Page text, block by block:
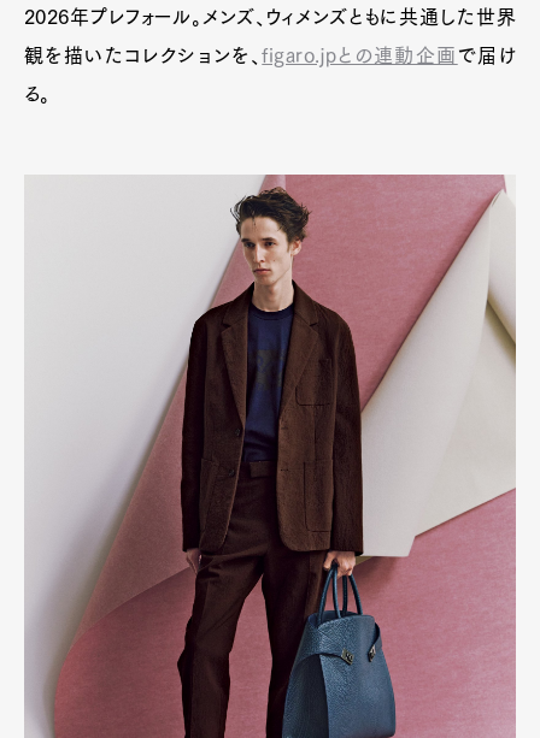
2026年プレフォール。メンズ、ウィメンズともに共通した世界
観を描いたコレクションを、figaro.jpとの連動企画 で届け
る。